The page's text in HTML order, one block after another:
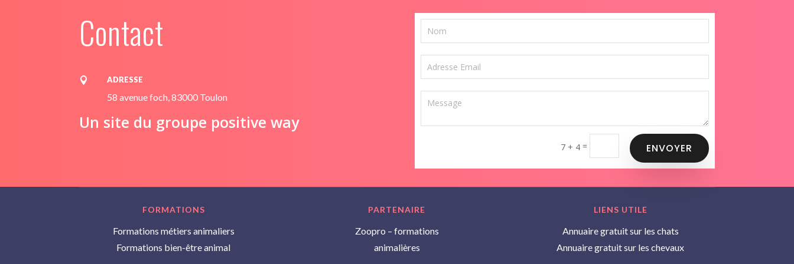
Contact
 ADRESSE
58 avenue foch, 83000 Toulon
Un site du groupe positive way
7 + 4= ENVOYER
FORMATIONS
Formations métiers animaliers
Formations bien-être animal
PARTENAIRE
Zoopro – formations
animalières
LIENS UTILE
Annuaire gratuit sur les chats
Annuaire gratuit sur les chevaux